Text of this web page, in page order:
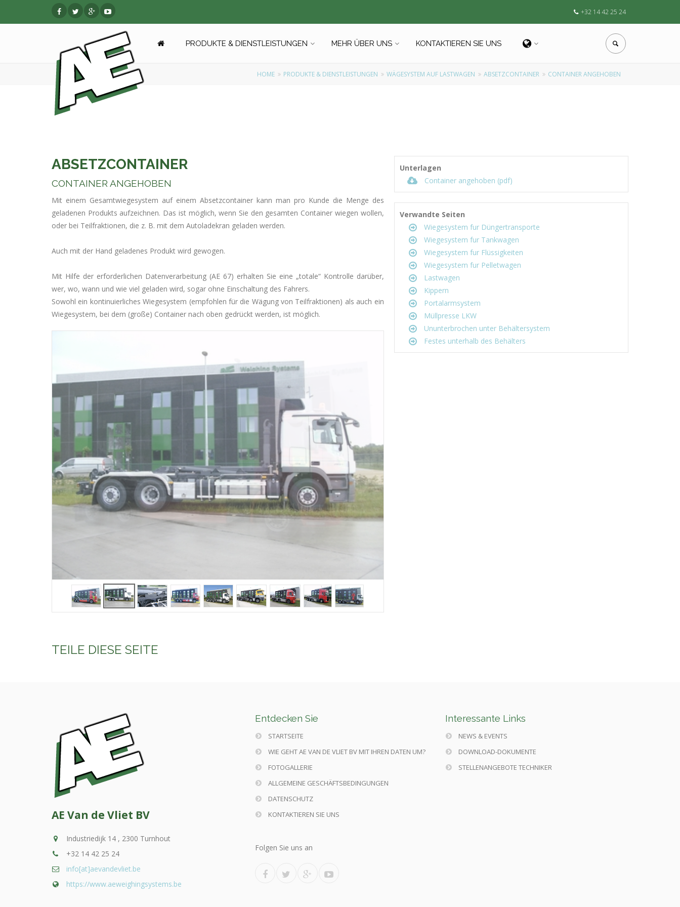
+32 14 42 25 24
PRODUKTE & DIENSTLEISTUNGEN MEHR ÜBER UNS KONTAKTIEREN SIE UNS
HOME PRODUKTE & DIENSTLEISTUNGEN WÄGESYSTEM AUF LASTWAGEN ABSETZCONTAINER CONTAINER ANGEHOBEN
ABSETZCONTAINER
CONTAINER ANGEHOBEN
Mit einem Gesamtwiegesystem auf einem Absetzcontainer kann man pro Kunde die Menge des
geladenen Produkts aufzeichnen. Das ist möglich, wenn Sie den gesamten Container wiegen wollen,
oder bei Teilfraktionen, die z. B. mit dem Autoladekran geladen werden.
Auch mit der Hand geladenes Produkt wird gewogen.
Mit Hilfe der erforderlichen Datenverarbeitung (AE 67) erhalten Sie eine „totale“ Kontrolle darüber,
wer, wo, wann und wie viel geladen wird, sogar ohne Einschaltung des Fahrers.
Sowohl ein kontinuierliches Wiegesystem (empfohlen für die Wägung von Teilfraktionen) als auch ein
Wiegesystem, bei dem (große) Container nach oben gedrückt werden, ist möglich.
Unterlagen
Container angehoben (pdf)
Verwandte Seiten
Wiegesystem fur Düngertransporte
Wiegesystem fur Tankwagen
Wiegesystem fur Flüssigkeiten
Wiegesystem fur Pelletwagen
Lastwagen
Kippern
Portalarmsystem
Müllpresse LKW
Ununterbrochen unter Behältersystem
Festes unterhalb des Behälters
TEILE DIESE SEITE
AE Van de Vliet BV
Industriedijk 14 , 2300 Turnhout
+32 14 42 25 24
info[at]aevandevliet.be
https://www.aeweighingsystems.be
Entdecken Sie
STARTSEITE
WIE GEHT AE VAN DE VLIET BV MIT IHREN DATEN UM?
FOTOGALLERIE
ALLGEMEINE GESCHÄFTSBEDINGUNGEN
DATENSCHUTZ
KONTAKTIEREN SIE UNS
Interessante Links
NEWS & EVENTS
DOWNLOAD-DOKUMENTE
STELLENANGEBOTE TECHNIKER
Folgen Sie uns an